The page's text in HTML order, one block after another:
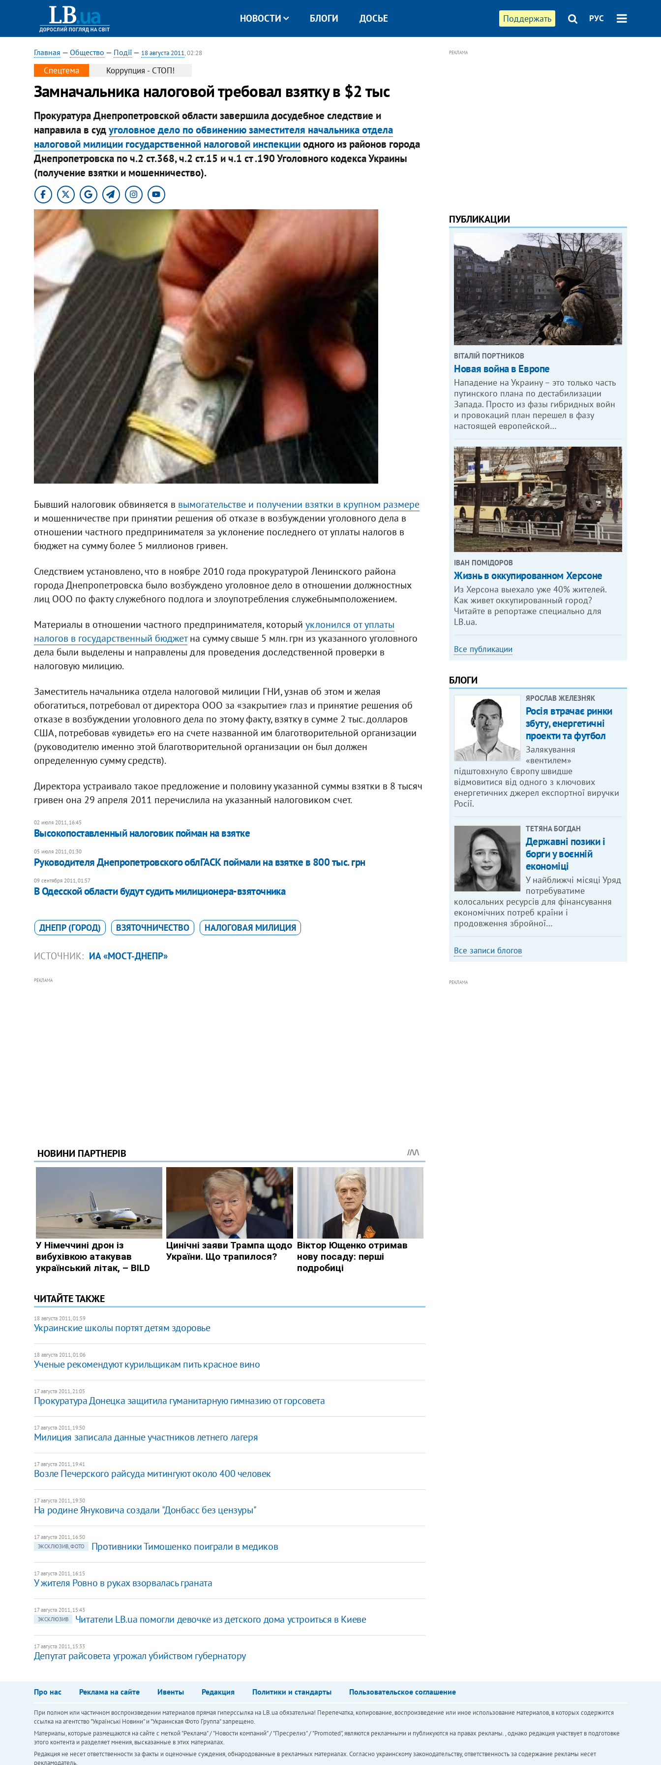
Поддержать РУС
НОВОСТИ БЛОГИ ДОСЬЕ
Главная — Общество — Події— 18 августа 2011, 02:28
Спецтема Коррупция - СТОП!
Замначальника налоговой требовал взятку в $2 тыс
Прокуратура Днепропетровской области завершила досудебное следствие и
направила в судуголовное дело по обвинению заместителя начальника отдела
налоговой милиции государственной налоговой инспекцииодного из районов города
Днепропетровска по ч.2 ст.368, ч.2 ст.15 и ч.1 ст .190 Уголовного кодекса Украины
(получение взятки и мошенничество).
Бывший налоговик обвиняется в вымогательстве и получении взятки в крупном размере
и мошенничестве при принятии решения об отказе в возбуждении уголовного дела в
отношении частного предпринимателя за уклонение последнего от уплаты налогов в
бюджет на сумму более 5 миллионов гривен.
Следствием установлено, что в ноябре 2010 года прокуратурой Ленинского района
города Днепропетровска было возбуждено уголовное дело в отношении должностных
лиц ООО по факту служебного подлога и злоупотребления служебнымположением.
Материалы в отношении частного предпринимателя, который уклонился от уплаты
налогов в государственный бюджетна сумму свыше 5 млн. грн из указанного уголовного
дела были выделены и направлены для проведения доследственной проверки в
налоговую милицию.
Заместитель начальника отдела налоговой милиции ГНИ, узнав об этом и желая
обогатиться, потребовал от директора ООО за «закрытие» глаз и принятие решения об
отказе в возбуждении уголовного дела по этому факту, взятку в сумме 2 тыс. долларов
США, потребовав «увидеть» его на счете названной им благотворительной организации
(руководителю именно этой благотворительной организации он был должен
определенную сумму средств).
Директора устраивало такое предложение и половину указанной суммы взятки в 8 тысяч
гривен она 29 апреля 2011 перечислила на указанный налоговиком счет.
02 июля 2011, 16:45
Высокопоставленный налоговик пойман на взятке
05 июля 2011, 01:30
Руководителя Днепропетровского облГАСК поймали на взятке в 800 тыс. грн
09 сентября 2011, 01:57
В Одесской области будут судить милиционера-взяточника
ДНЕПР (ГОРОД) ВЗЯТОЧНИЧЕСТВО НАЛОГОВАЯ МИЛИЦИЯ
ИСТОЧНИК: ИА «МОСТ-ДНЕПР»
РЕКЛАМА
ЧИТАЙТЕ ТАКЖЕ
18 августа 2011, 01:59
​Украинские школы портят детям здоровье
18 августа 2011, 01:06
Ученые рекомендуют курильщикам пить красное вино
17 августа 2011, 21:05
Прокуратура Донецка защитила гуманитарную гимназию от горсовета
17 августа 2011, 19:50
Милиция записала данные участников летнего лагеря
17 августа 2011, 19:41
Возле Печерского райсуда митингуют около 400 человек
17 августа 2011, 19:30
На родине Януковича создали "Донбасс без цензуры"
17 августа 2011, 16:50
ЭКСКЛЮЗИВ, ФОТО
Противники Тимошенко поиграли в медиков
17 августа 2011, 16:15
У жителя Ровно в руках взорвалась граната
17 августа 2011, 15:43
ЭКСКЛЮЗИВ
Читатели LB.ua помогли девочке из детского дома устроиться в Киеве
17 августа 2011, 15:33
Депутат райсовета угрожал убийством губернатору
РЕКЛАМА
ПУБЛИКАЦИИ
ВІТАЛІЙ ПОРТНИКОВ
Новая война в Европе
Нападение на Украину – это только часть
путинского плана по дестабилизации
Запада. Просто из фазы гибридных войн
и провокаций план перешел в фазу
настоящей европейской…
ІВАН ПОМІДОРОВ
Жизнь в оккупированном Херсоне
Из Херсона выехало уже 40% жителей.
Как живет оккупированный город?
Читайте в репортаже специально для
LB.ua.
Все публикации
БЛОГИ
ЯРОСЛАВ ЖЕЛЕЗНЯК
Росія втрачає ринки
збуту, енергетичні
проекти та футбол
Залякування
«вентилем»
підштовхнуло Європу швидше
відмовитися від одного з ключових
енергетичних джерел експортної виручки
Росії.
ТЕТЯНА БОГДАН
Державні позики і
борги у воєнній
економіці
У найближчі місяці Уряд
потребуватиме
колосальних ресурсів для фінансування
економічних потреб країни і
продовження збройної…
Все записи блогов
РЕКЛАМА
Про нас Реклама на сайте Ивенты Редакция Политики и стандарты Пользовательское соглашение
При полном или частичном воспроизведении материалов прямая гиперссылка на LB.ua обязательна! Перепечатка, копирование, воспроизведение или иное использование материалов, в которых содержится
ссылка на агентство "Українськi Новини" и "Украинская Фото Группа" запрещено.
Материалы, которые размещаются на сайте с меткой "Реклама" / "Новости компаний" / "Пресрелиз" / "Promoted", являются рекламными и публикуются на правах рекламы. , однако редакция участвует в подготовке
этого контента и разделяет мнения, высказанные в этих материалах.
Редакция не несет ответственности за факты и оценочные суждения, обнародованные в рекламных материалах. Согласно украинскому законодательству, ответственность за содержание рекламы несет
рекламодатель.